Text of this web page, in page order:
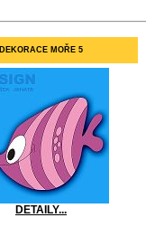
DEKORACE MOŘE 5
DETAILY...